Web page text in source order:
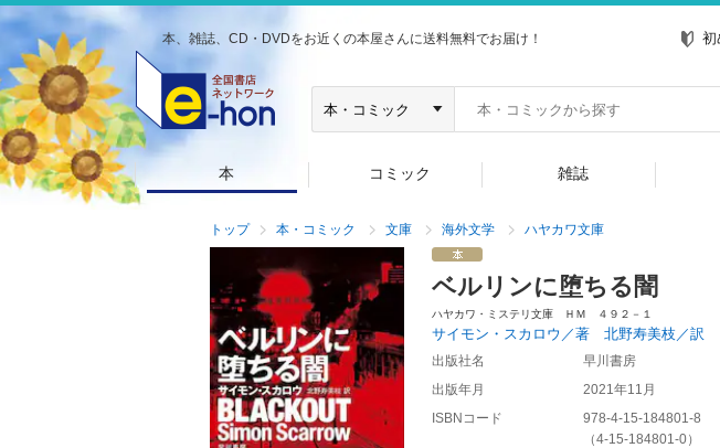
本、雑誌、CD・DVDをお近くの本屋さんに送料無料でお届け！ 初
本 コミック 雑誌
トップ 本・コミック 文庫 海外文学 ハヤカワ文庫
ベルリンに堕ちる闇
ハヤカワ・ミステリ文庫 ＨＭ ４９２－１
サイモン・スカロウ／著 北野寿美枝／訳
出版社名
早川書房
出版年月
2021年11月
ISBNコード
978-4-15-184801-8
（4-15-184801-0）